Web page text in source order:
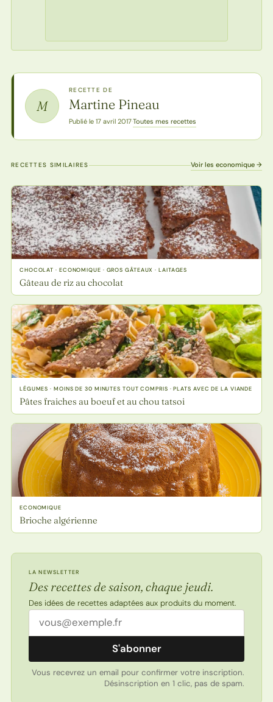
M
RECETTE DE
Martine Pineau
Publié le 17 avril 2017·Toutes mes recettes
RECETTES SIMILAIRES Voir les economique →
CHOCOLAT · ECONOMIQUE · GROS GÂTEAUX · LAITAGES
Gâteau de riz au chocolat
LÉGUMES · MOINS DE 30 MINUTES TOUT COMPRIS · PLATS AVEC DE LA VIANDE
Pâtes fraiches au boeuf et au chou tatsoi
ECONOMIQUE
Brioche algérienne
LA NEWSLETTER
Des recettes de saison, chaque jeudi.
Des idées de recettes adaptées aux produits du moment.
Adresse email
S'abonner
Vous recevrez un email pour confirmer votre inscription.
Désinscription en 1 clic, pas de spam.